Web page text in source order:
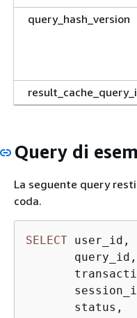
query_hash_version
Query di
La seguente query
coda.
SELECT user_id,
       query_id,
       status,